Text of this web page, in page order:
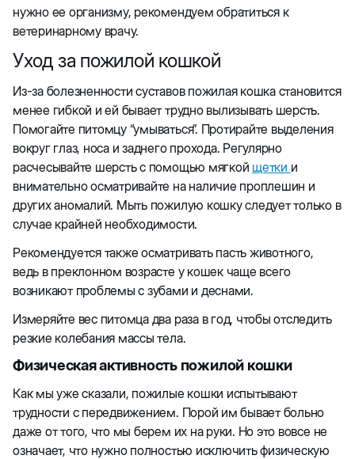
нужно ее организму, рекомендуем обратиться к
ветеринарному врачу.
Уход за пожилой кошкой
Из-за болезненности суставов пожилая кошка становится
менее гибкой и ей бывает трудно вылизывать шерсть.
Помогайте питомцу “умываться”. Протирайте выделения
вокруг глаз, носа и заднего прохода. Регулярно
расчесывайте шерсть с помощью мягкой щетки и
внимательно осматривайте на наличие проплешин и
других аномалий. Мыть пожилую кошку следует только в
случае крайней необходимости.
Рекомендуется также осматривать пасть животного,
ведь в преклонном возрасте у кошек чаще всего
возникают проблемы с зубами и деснами.
Измеряйте вес питомца два раза в год, чтобы отследить
резкие колебания массы тела.
Физическая активность пожилой кошки
Как мы уже сказали, пожилые кошки испытывают
трудности с передвижением. Порой им бывает больно
даже от того, что мы берем их на руки. Но это вовсе не
означает, что нужно полностью исключить физическую